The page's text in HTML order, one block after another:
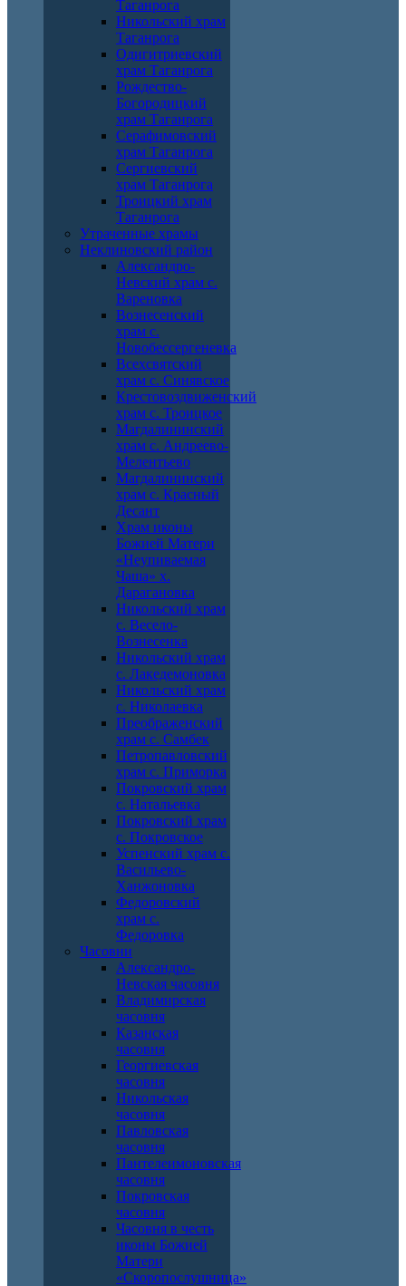
Таганрога
Никольский храм
Таганрога
Одигитриевский
храм Таганрога
Рождество-
Богородицкий
храм Таганрога
Серафимовский
храм Таганрога
Сергиевский
храм Таганрога
Троицкий храм
Таганрога
Утраченные храмы
Неклиновский район
Александро-
Невский храм с.
Вареновка
Вознесенский
храм с.
Новобессергеневка
Всехсвятский
храм с. Синявское
Крестовоздвиженский
храм с. Троицкое
Магдалининский
храм с. Андреево-
Мелентьево
Магдалининский
храм с. Красный
Десант
Храм иконы
Божией Матери
«Неупиваемая
Чаша» х.
Дарагановка
Никольский храм
с. Весело-
Вознесенка
Никольский храм
с. Лакедемоновка
Никольский храм
с. Николаевка
Преображенский
храм с. Самбек
Петропавловский
храм с. Приморка
Покровский храм
с. Натальевка
Покровский храм
с. Покровское
Успенский храм с.
Васильево-
Ханжоновка
Федоровский
храм с.
Федоровка
Часовни
Александро-
Невская часовня
Владимирская
часовня
Казанская
часовня
Георгиевская
часовня
Никольская
часовня
Павловская
часовня
Пантелеимоновская
часовня
Покровская
часовня
Часовня в честь
иконы Божией
Матери
«Скоропослушница»